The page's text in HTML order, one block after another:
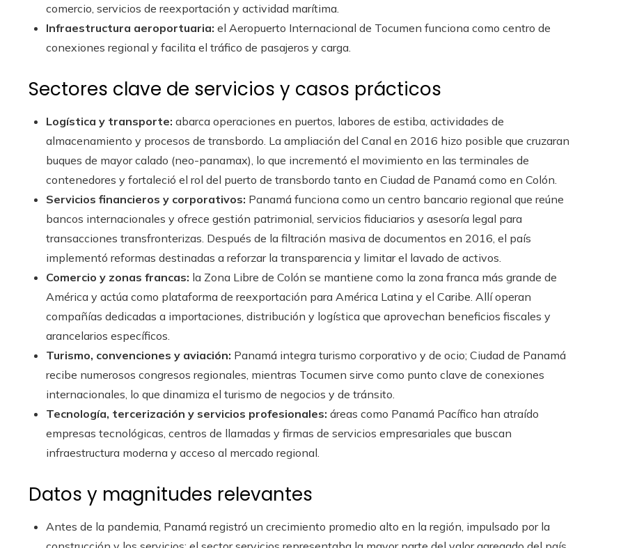
comercio, servicios de reexportación y actividad marítima.
Infraestructura aeroportuaria: el Aeropuerto Internacional de Tocumen funciona como centro de
conexiones regional y facilita el tráfico de pasajeros y carga.
Sectores clave de servicios y casos prácticos
Logística y transporte: abarca operaciones en puertos, labores de estiba, actividades de
almacenamiento y procesos de transbordo. La ampliación del Canal en 2016 hizo posible que cruzaran
buques de mayor calado (neo-panamax), lo que incrementó el movimiento en las terminales de
contenedores y fortaleció el rol del puerto de transbordo tanto en Ciudad de Panamá como en Colón.
Servicios financieros y corporativos: Panamá funciona como un centro bancario regional que reúne
bancos internacionales y ofrece gestión patrimonial, servicios fiduciarios y asesoría legal para
transacciones transfronterizas. Después de la filtración masiva de documentos en 2016, el país
implementó reformas destinadas a reforzar la transparencia y limitar el lavado de activos.
Comercio y zonas francas: la Zona Libre de Colón se mantiene como la zona franca más grande de
América y actúa como plataforma de reexportación para América Latina y el Caribe. Allí operan
compañías dedicadas a importaciones, distribución y logística que aprovechan beneficios fiscales y
arancelarios específicos.
Turismo, convenciones y aviación: Panamá integra turismo corporativo y de ocio; Ciudad de Panamá
recibe numerosos congresos regionales, mientras Tocumen sirve como punto clave de conexiones
internacionales, lo que dinamiza el turismo de negocios y de tránsito.
Tecnología, tercerización y servicios profesionales: áreas como Panamá Pacífico han atraído
empresas tecnológicas, centros de llamadas y firmas de servicios empresariales que buscan
infraestructura moderna y acceso al mercado regional.
Datos y magnitudes relevantes
Antes de la pandemia, Panamá registró un crecimiento promedio alto en la región, impulsado por la